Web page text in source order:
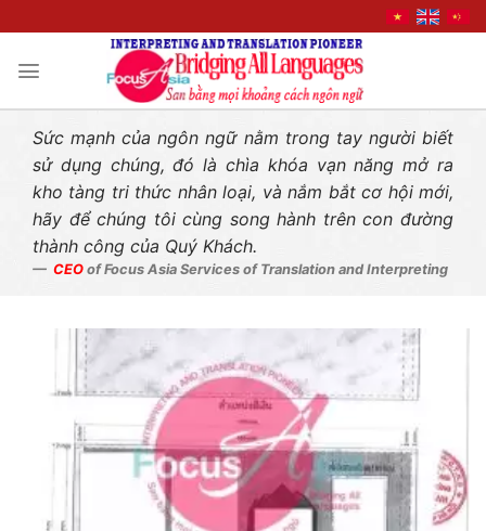
Sức mạnh của ngôn ngữ nằm trong tay người biết
sử dụng chúng, đó là chìa khóa vạn năng mở ra
kho tàng tri thức nhân loại, và nắm bắt cơ hội mới,
hãy để chúng tôi cùng song hành trên con đường
thành công của Quý Khách.
CEO of Focus Asia Services of Translation and Interpreting